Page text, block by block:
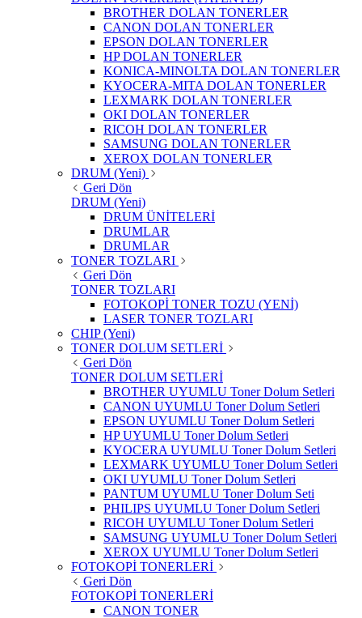
BROTHER DOLAN TONERLER
CANON DOLAN TONERLER
EPSON DOLAN TONERLER
HP DOLAN TONERLER
KONICA-MINOLTA DOLAN TONERLER
KYOCERA-MITA DOLAN TONERLER
LEXMARK DOLAN TONERLER
OKI DOLAN TONERLER
RICOH DOLAN TONERLER
SAMSUNG DOLAN TONERLER
XEROX DOLAN TONERLER
DRUM (Yeni)
Geri Dön
DRUM (Yeni)
DRUM ÜNİTELERİ
DRUMLAR
DRUMLAR
TONER TOZLARI
Geri Dön
TONER TOZLARI
FOTOKOPİ TONER TOZU (YENİ)
LASER TONER TOZLARI
CHIP (Yeni)
TONER DOLUM SETLERİ
Geri Dön
TONER DOLUM SETLERİ
BROTHER UYUMLU Toner Dolum Setleri
CANON UYUMLU Toner Dolum Setleri
EPSON UYUMLU Toner Dolum Setleri
HP UYUMLU Toner Dolum Setleri
KYOCERA UYUMLU Toner Dolum Setleri
LEXMARK UYUMLU Toner Dolum Setleri
OKI UYUMLU Toner Dolum Setleri
PANTUM UYUMLU Toner Dolum Seti
PHILIPS UYUMLU Toner Dolum Setleri
RICOH UYUMLU Toner Dolum Setleri
SAMSUNG UYUMLU Toner Dolum Setleri
XEROX UYUMLU Toner Dolum Setleri
FOTOKOPİ TONERLERİ
Geri Dön
FOTOKOPİ TONERLERİ
CANON TONER